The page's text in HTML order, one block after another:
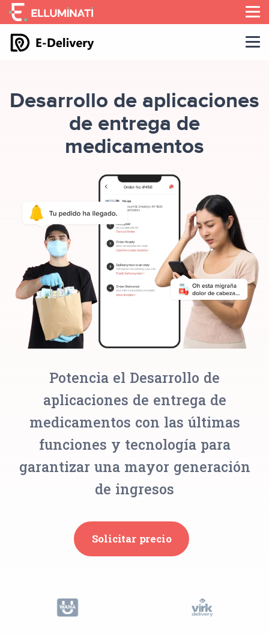
Skip
to
the
Desarrollo de aplicaciones
de entrega de
medicamentos
Potencia el Desarrollo de
aplicaciones de entrega de
medicamentos con las últimas
funciones y tecnología para
garantizar una mayor generación
de ingresos
Solicitar precio